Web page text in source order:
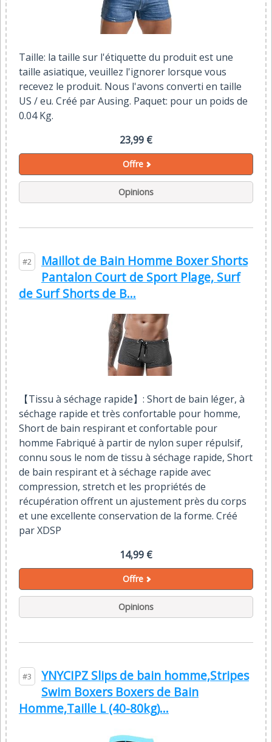
Taille: la taille sur l'étiquette du produit est une
taille asiatique, veuillez l'ignorer lorsque vous
recevez le produit. Nous l'avons converti en taille
US / eu. Créé par Ausing. Paquet: pour un poids de
0.04 Kg.
23,99 €
Offre
Opinions
#2
Maillot de Bain Homme Boxer Shorts
Pantalon Court de Sport Plage, Surf
de Surf Shorts de B...
【Tissu à séchage rapide】: Short de bain léger, à
séchage rapide et très confortable pour homme,
Short de bain respirant et confortable pour
homme Fabriqué à partir de nylon super répulsif,
connu sous le nom de tissu à séchage rapide, Short
de bain respirant et à séchage rapide avec
compression, stretch et les propriétés de
récupération offrent un ajustement près du corps
et une excellente conservation de la forme. Créé
par XDSP
14,99 €
Offre
Opinions
#3
YNYCIPZ Slips de bain homme,Stripes
Swim Boxers Boxers de Bain
Homme,Taille L (40-80kg)...